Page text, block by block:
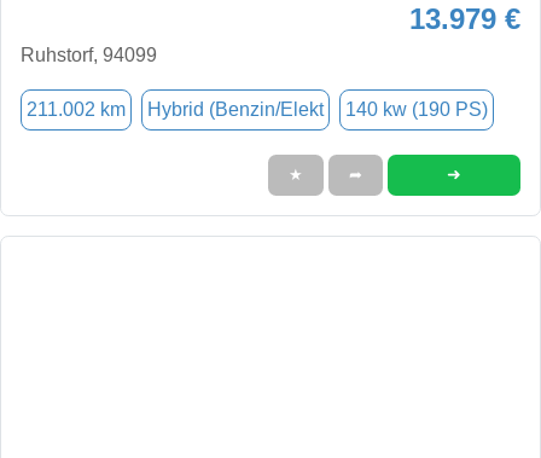
13.979 €
Ruhstorf, 94099
211.002 km Hybrid (Benzin/Elekt 140 kw (190 PS)
★ ➦ ➜